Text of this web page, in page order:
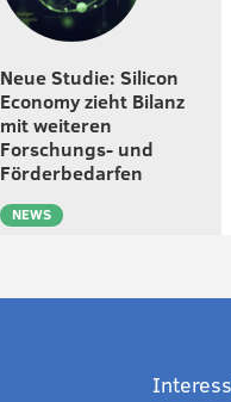
Neue Studie: Silicon
Economy zieht Bilanz
mit weiteren
Forschungs- und
Förderbedarfen
NEWS